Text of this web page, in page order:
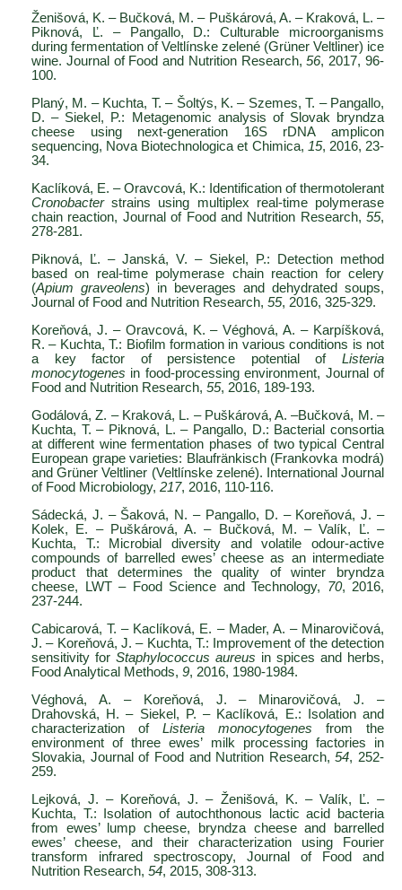
Ženišová, K. – Bučková, M. – Puškárová, A. – Kraková, L. –
Piknová, Ľ. – Pangallo, D.: Culturable microorganisms
during fermentation of Veltlínske zelené (Grüner Veltliner) ice
wine. Journal of Food and Nutrition Research,56, 2017, 96-
100.
Planý, M. – Kuchta, T. – Šoltýs, K. – Szemes, T. – Pangallo,
D. – Siekel, P.: Metagenomic analysis of Slovak bryndza
cheese using next-generation 16S rDNA amplicon
sequencing, Nova Biotechnologica et Chimica, 15, 2016, 23-
34.
Kaclíková, E. – Oravcová, K.: Identification of thermotolerant
Cronobacterstrains using multiplex real-time polymerase
chain reaction, Journal of Food and Nutrition Research, 55,
278-281.
Piknová, Ľ. – Janská, V. – Siekel, P.: Detection method
based on real-time polymerase chain reaction for celery
(Apium graveolens) in beverages and dehydrated soups,
Journal of Food and Nutrition Research, 55, 2016, 325-329.
Koreňová, J. – Oravcová, K. – Véghová, A. – Karpíšková,
R. – Kuchta, T.: Biofilm formation in various conditions is not
a key factor of persistence potential of Listeria
monocytogenes in food-processing environment, Journal of
Food and Nutrition Research, 55, 2016, 189-193.
Godálová, Z. – Kraková, L. – Puškárová, A. –Bučková, M. –
Kuchta, T. – Piknová, L. – Pangallo, D.: Bacterial consortia
at different wine fermentation phases of two typical Central
European grape varieties: Blaufränkisch (Frankovka modrá)
and Grüner Veltliner (Veltlínske zelené). International Journal
of Food Microbiology, 217, 2016, 110-116.
Sádecká, J. – Šaková, N. – Pangallo, D. – Koreňová, J. –
Kolek, E. – Puškárová, A. – Bučková, M. – Valík, Ľ. –
Kuchta, T.: Microbial diversity and volatile odour-active
compounds of barrelled ewes’ cheese as an intermediate
product that determines the quality of winter bryndza
cheese, LWT – Food Science and Technology, 70, 2016,
237-244.
Cabicarová, T. – Kaclíková, E. – Mader, A. – Minarovičová,
J. – Koreňová, J. – Kuchta, T.: Improvement of the detection
sensitivity for Staphylococcus aureus in spices and herbs,
Food Analytical Methods, 9, 2016, 1980-1984.
Véghová, A. – Koreňová, J. – Minarovičová, J. –
Drahovská, H. – Siekel, P. – Kaclíková, E.: Isolation and
characterization of Listeria monocytogenes from the
environment of three ewes’ milk processing factories in
Slovakia, Journal of Food and Nutrition Research,54, 252-
259.
Lejková, J. – Koreňová, J. – Ženišová, K. – Valík, Ľ. –
Kuchta, T.: Isolation of autochthonous lactic acid bacteria
from ewes’ lump cheese, bryndza cheese and barrelled
ewes’ cheese, and their characterization using Fourier
transform infrared spectroscopy, Journal of Food and
Nutrition Research, 54, 2015, 308-313.